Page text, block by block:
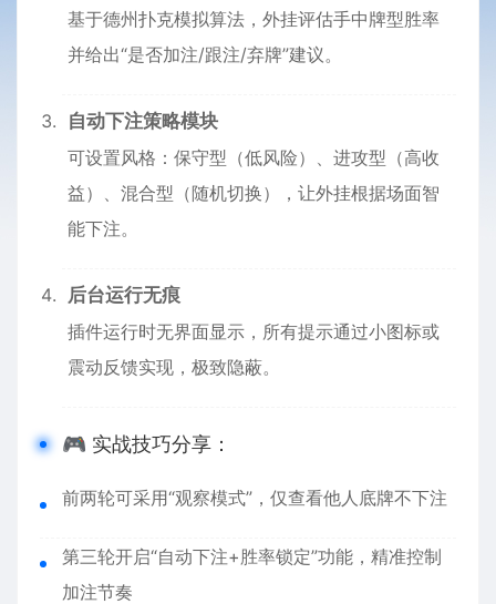
基于德州扑克模拟算法，外挂评估手中牌型胜率
并给出“是否加注/跟注/弃牌”建议。
自动下注策略模块
可设置风格：保守型（低风险）、进攻型（高收
益）、混合型（随机切换），让外挂根据场面智
能下注。
后台运行无痕
插件运行时无界面显示，所有提示通过小图标或
震动反馈实现，极致隐蔽。
🎮 实战技巧分享：
前两轮可采用“观察模式”，仅查看他人底牌不下注
第三轮开启“自动下注+胜率锁定”功能，精准控制
加注节奏